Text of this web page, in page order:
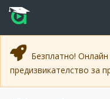
Прескочи към основното
Прескочи към навигацията
Безплатно!
предизвикателство за